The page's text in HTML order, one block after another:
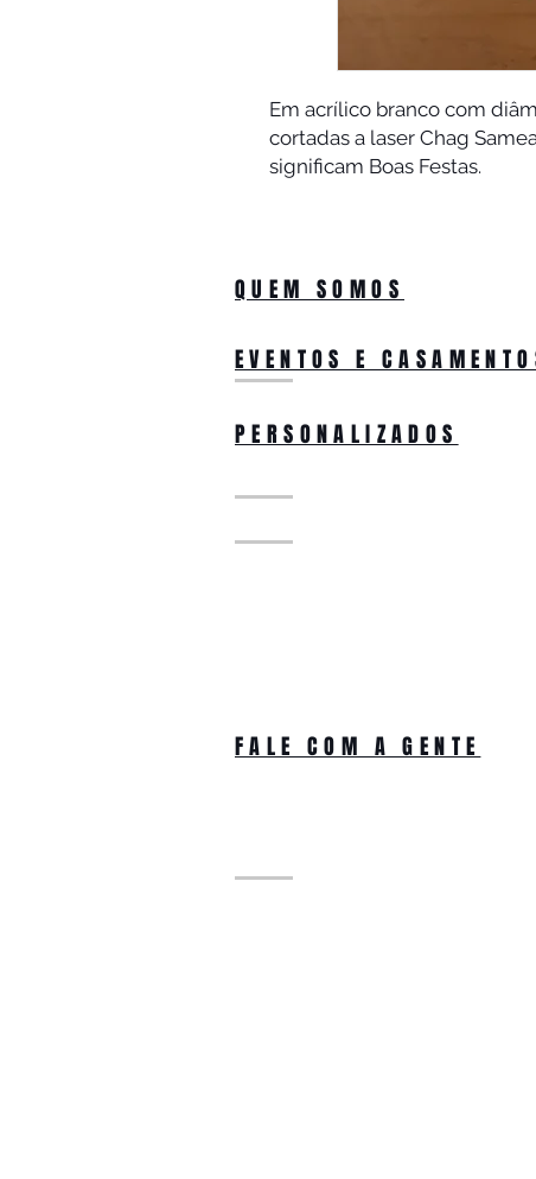
Em acrílico branco com
cortadas a laser Chag
significam Boas Festas.
QUEM SOMOS
EVENTOS E
PERSONALIZADOS
FALE COM A GENTE